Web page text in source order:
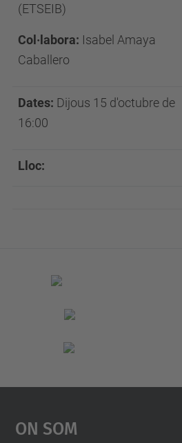
(ETSEIB)
Col·labora: Isabel Amaya
Caballero
Dates: Dijous 15 d'octubre de
16:00
Lloc:
On Som